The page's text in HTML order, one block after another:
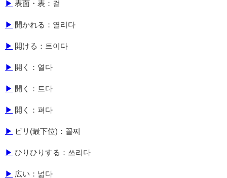
▶ 表面・表：겉
▶ 開かれる：열리다
▶ 開ける：트이다
▶ 開く：열다
▶ 開く：트다
▶ 開く：펴다
▶ ビリ(最下位)：꼴찌
▶ ひりひりする：쓰리다
▶ 広い：넓다